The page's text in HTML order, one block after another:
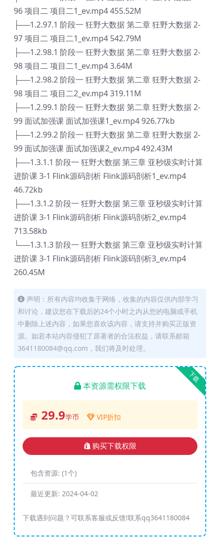
96 项目二 项目二1_ev.mp4 455.52M
├──1.2.97.1 阶段一 狂野大数据 第二章 狂野大数据 2-
97 项目二 项目二1_ev.mp4 542.79M
├──1.2.98.1 阶段一 狂野大数据 第二章 狂野大数据 2-
98 项目二 项目二1_ev.mp4 3.64M
├──1.2.98.2 阶段一 狂野大数据 第二章 狂野大数据 2-
98 项目二 项目二2_ev.mp4 319.11M
├──1.2.99.1 阶段一 狂野大数据 第二章 狂野大数据 2-
99 面试加强课 面试加强课1_ev.mp4 926.77kb
├──1.2.99.2 阶段一 狂野大数据 第二章 狂野大数据 2-
99 面试加强课 面试加强课2_ev.mp4 492.43M
├──1.3.1.1 阶段一 狂野大数据 第三章 亚秒级实时计算
进阶课 3-1 Flink源码剖析 Flink源码剖析1_ev.mp4
46.72kb
├──1.3.1.2 阶段一 狂野大数据 第三章 亚秒级实时计算
进阶课 3-1 Flink源码剖析 Flink源码剖析2_ev.mp4
713.58kb
└──1.3.1.3 阶段一 狂野大数据 第三章 亚秒级实时计算
进阶课 3-1 Flink源码剖析 Flink源码剖析3_ev.mp4
260.45M
声明：所有内容均收集于网络，收集的内容仅供内部学习
和讨论，建议您在下载后的24个小时之内从您的电脑或手机
中删除上述内容，如果您喜欢该内容，请支持并购买正版资
源。如若本站内容侵犯了原著者的合法权益，请联系邮箱
3641180084@qq.com，我们将及时处理。
下载
本资源需权限下载
29.9学币 VIP折扣
购买下载权限
包含资源: (1个)
最近更新: 2024-04-02
下载遇到问题？可联系客服或反馈!联系qq3641180084